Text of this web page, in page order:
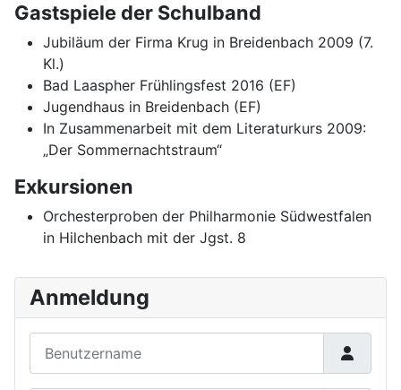
Anmeldung
Gastspiele der Schulband
Jubiläum der Firma Krug in Breidenbach 2009 (7.
Kl.)
Bad Laaspher Frühlingsfest 2016 (EF)
Jugendhaus in Breidenbach (EF)
In Zusammenarbeit mit dem Literaturkurs 2009:
„Der Sommernachtstraum“
Exkursionen
Orchesterproben der Philharmonie Südwestfalen
in Hilchenbach mit der Jgst. 8